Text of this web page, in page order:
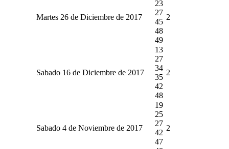
Martes 26 de Diciembre de 2017
23
27
45
48
49
2
Sabado 16 de Diciembre de 2017
13
27
34
35
42
48
2
Sabado 4 de Noviembre de 2017
19
25
27
42
47
2